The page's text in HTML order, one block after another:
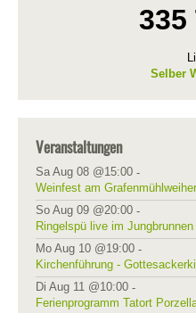
335
Selber
Veranstaltungen
Sa Aug 08 @15:00 -
Weinfest am Grafenmühlweiher
So Aug 09 @20:00 -
Ringelspü live im Jungbrunnen
Mo Aug 10 @19:00 -
Kirchenführung -
Di Aug 11 @10:00 -
Ferienprogramm Tatort